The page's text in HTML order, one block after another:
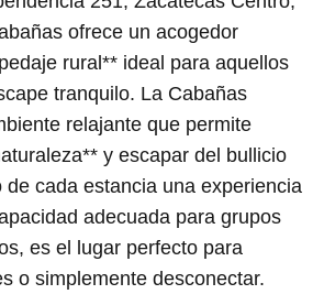
ofrece un acogedor
rural** ideal para aquellos
tranquilo. La Cabañas
relajante que permite
y escapar del bullicio
de cada estancia una experiencia
adecuada para grupos
es el lugar perfecto para
o simplemente desconectar.